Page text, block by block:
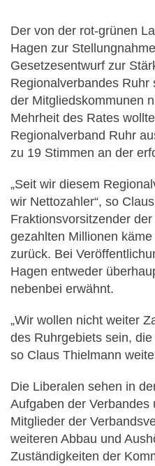
Der von der rot-grünen
Hagen zur
Gesetzesentwurf zur
Regionalverbandes
der Mitgliedskommunen
Mehrheit des Rates
Regionalverband Ruhr
zu 19 Stimmen an der
„Seit wir diesem
wir Nettozahler“, so
Fraktionsvorsitzender
gezahlten Millionen
zurück. Bei
Hagen entweder
nebenbei erwähnt.
„Wir wollen nicht weiter
des Ruhrgebiets sein,
so Claus Thielmann
Die Liberalen sehen in
Aufgaben der
Mitglieder der
weiteren Abbau und
Zuständigkeiten der